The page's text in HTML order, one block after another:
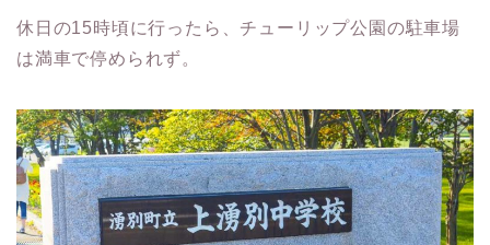
休日の15時頃に行ったら、チューリップ公園の駐車場
は満車で停められず。